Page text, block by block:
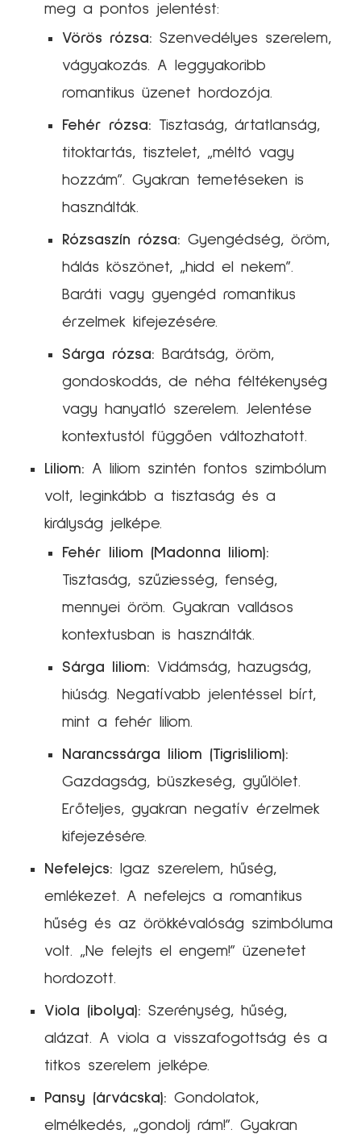
meg a pontos jelentést:
Vörös rózsa: Szenvedélyes szerelem,
vágyakozás. A leggyakoribb
romantikus üzenet hordozója.
Fehér rózsa: Tisztaság, ártatlanság,
titoktartás, tisztelet, „méltó vagy
hozzám”. Gyakran temetéseken is
használták.
Rózsaszín rózsa: Gyengédség, öröm,
hálás köszönet, „hidd el nekem”.
Baráti vagy gyengéd romantikus
érzelmek kifejezésére.
Sárga rózsa: Barátság, öröm,
gondoskodás, de néha féltékenység
vagy hanyatló szerelem. Jelentése
kontextustól függően változhatott.
Liliom: A liliom szintén fontos szimbólum
volt, leginkább a tisztaság és a
királyság jelképe.
Fehér liliom (Madonna liliom):
Tisztaság, szűziesség, fenség,
mennyei öröm. Gyakran vallásos
kontextusban is használták.
Sárga liliom: Vidámság, hazugság,
hiúság. Negatívabb jelentéssel bírt,
mint a fehér liliom.
Narancssárga liliom (Tigrisliliom):
Gazdagság, büszkeség, gyűlölet.
Erőteljes, gyakran negatív érzelmek
kifejezésére.
Nefelejcs: Igaz szerelem, hűség,
emlékezet. A nefelejcs a romantikus
hűség és az örökkévalóság szimbóluma
volt. „Ne felejts el engem!” üzenetet
hordozott.
Viola (ibolya): Szerénység, hűség,
alázat. A viola a visszafogottság és a
titkos szerelem jelképe.
Pansy (árvácska): Gondolatok,
elmélkedés, „gondolj rám!”. Gyakran